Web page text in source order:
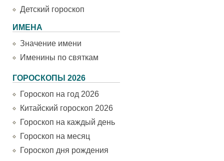
Детский гороскоп
ИМЕНА
Значение имени
Именины по святкам
ГОРОСКОПЫ 2026
Гороскоп на год 2026
Китайский гороскоп 2026
Гороскоп на каждый день
Гороскоп на месяц
Гороскоп дня рождения